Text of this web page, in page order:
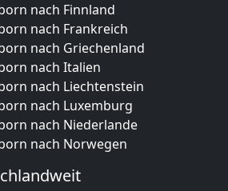
nach Finnland
nach Frankreich
nach Griechenland
nach Italien
nach Liechtenstein
nach Luxemburg
nach Niederlande
nach Norwegen